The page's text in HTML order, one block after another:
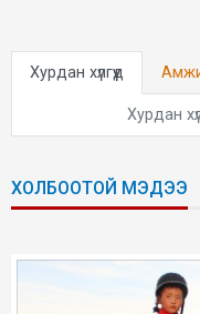
Хурдан хүлгүүд
Хурдан
ХОЛБООТОЙ МЭДЭЭ